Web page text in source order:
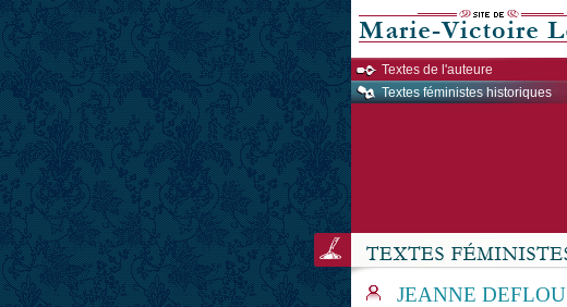
Textes de l'auteure
Textes féministes historiques
JEANNE DEFLOU